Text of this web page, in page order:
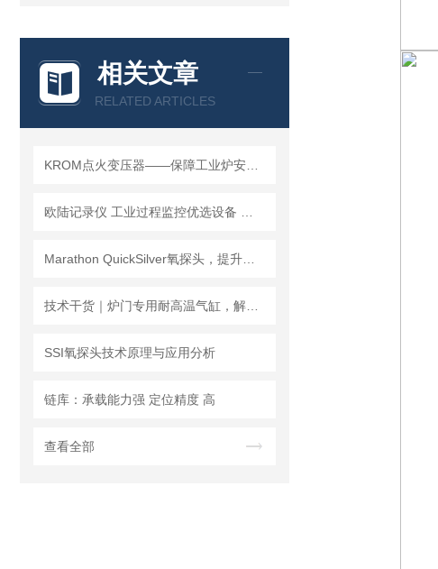
相关文章
RELATED ARTICLES
SSI氧探头技术原理与应用分析
链库：承载能力强 定位精度 高
查看全部